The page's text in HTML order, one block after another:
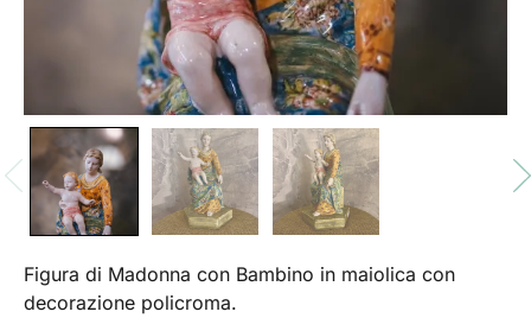
Figura di Madonna con Bambino in maiolica con
decorazione policroma.